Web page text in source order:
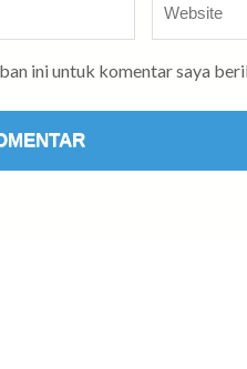
ini untuk komentar saya